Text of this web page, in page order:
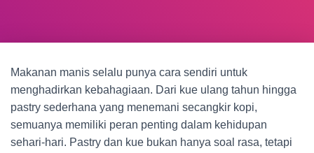
Makanan manis selalu punya cara sendiri untuk
menghadirkan kebahagiaan. Dari kue ulang tahun hingga
pastry sederhana yang menemani secangkir kopi,
semuanya memiliki peran penting dalam kehidupan
sehari-hari. Pastry dan kue bukan hanya soal rasa, tetapi